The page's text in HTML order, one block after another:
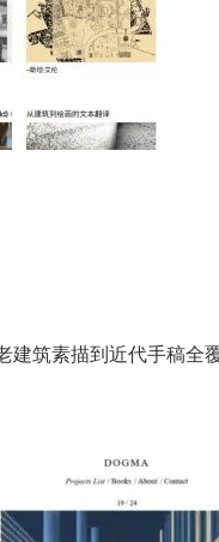
建筑素描到近代手稿全